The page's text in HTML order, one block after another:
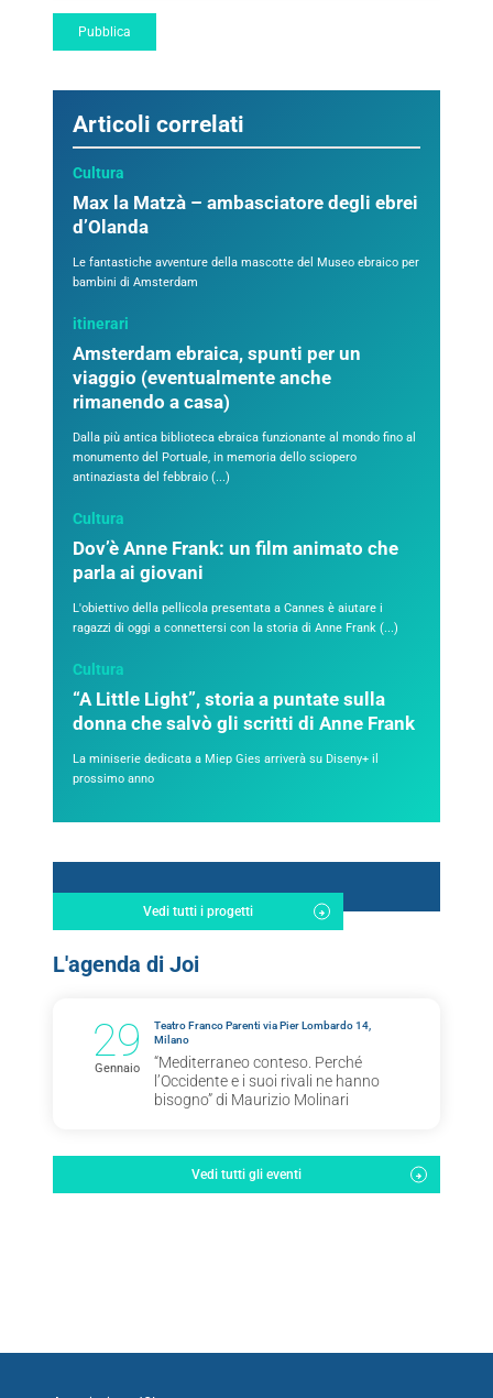
Articoli correlati
Cultura
Max la Matzà – ambasciatore degli ebrei
d’Olanda
Le fantastiche avventure della mascotte del Museo ebraico per
bambini di Amsterdam
itinerari
Amsterdam ebraica, spunti per un
viaggio (eventualmente anche
rimanendo a casa)
Dalla più antica biblioteca ebraica funzionante al mondo fino al
monumento del Portuale, in memoria dello sciopero
antinaziasta del febbraio (...)
Cultura
Dov’è Anne Frank: un film animato che
parla ai giovani
L'obiettivo della pellicola presentata a Cannes è aiutare i
ragazzi di oggi a connettersi con la storia di Anne Frank (...)
Cultura
“A Little Light”, storia a puntate sulla
donna che salvò gli scritti di Anne Frank
La miniserie dedicata a Miep Gies arriverà su Diseny+ il
prossimo anno
Vedi tutti i progetti
L'agenda di Joi
29
Gennaio
Teatro Franco Parenti via Pier Lombardo 14,
Milano
“Mediterraneo conteso. Perché
l’Occidente e i suoi rivali ne hanno
bisogno” di Maurizio Molinari
Vedi tutti gli eventi